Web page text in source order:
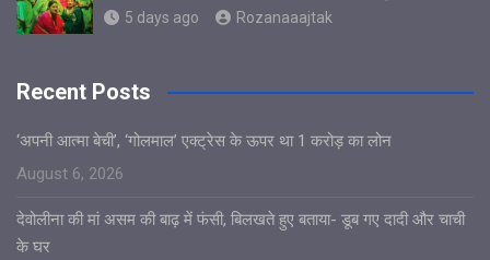
5 days ago Rozanaaajtak
Recent Posts
‘अपनी आत्मा बेची’, ‘गोलमाल’ एक्ट्रेस के ऊपर था 1 करोड़ का लोन
August 6, 2026
देवोलीना की मां असम की बाढ़ में फंसी, बिलखते हुए बताया- डूब गए दादी और चाची
के घर